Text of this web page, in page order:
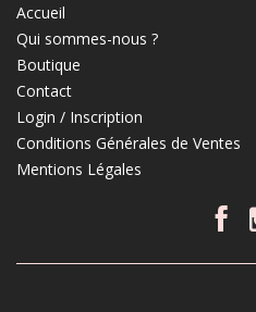
Accueil
Qui sommes-nous ?
Boutique
Contact
Login / Inscription
Conditions Générales de Ventes
Mentions Légales